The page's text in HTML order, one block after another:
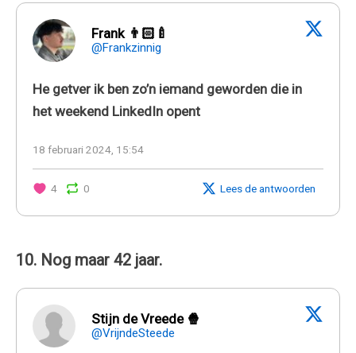
Frank 👨🏻‍🍼
@Frankzinnig
He getver ik ben zo’n iemand geworden die in
het weekend LinkedIn opent
18 februari 2024, 15:54
4 0 Lees de antwoorden
10. Nog maar 42 jaar.
Stijn de Vreede 🍿
@VrijndeSteede